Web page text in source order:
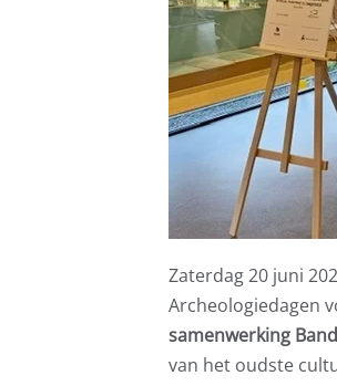
Zaterdag 20 juni
Archeologiedagen
samenwerking
van het oudste